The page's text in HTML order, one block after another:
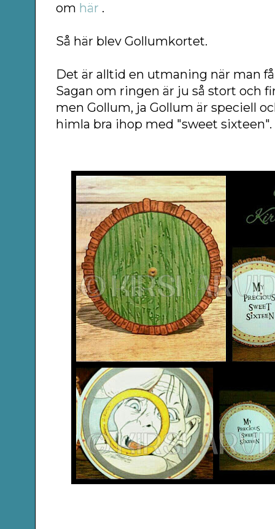
om här .
Så här blev Gollumkortet.
Det är alltid en utmaning när man
Sagan om ringen är ju så stort och
men Gollum, ja Gollum är speciell
himla bra ihop med "sweet sixteen".